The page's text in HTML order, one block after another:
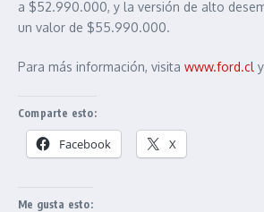
a $52.990.000, y la versión de alto
un valor de $55.990.000.
Para más información, visita www.ford.cl
Comparte esto:
Facebook X
Me gusta esto: